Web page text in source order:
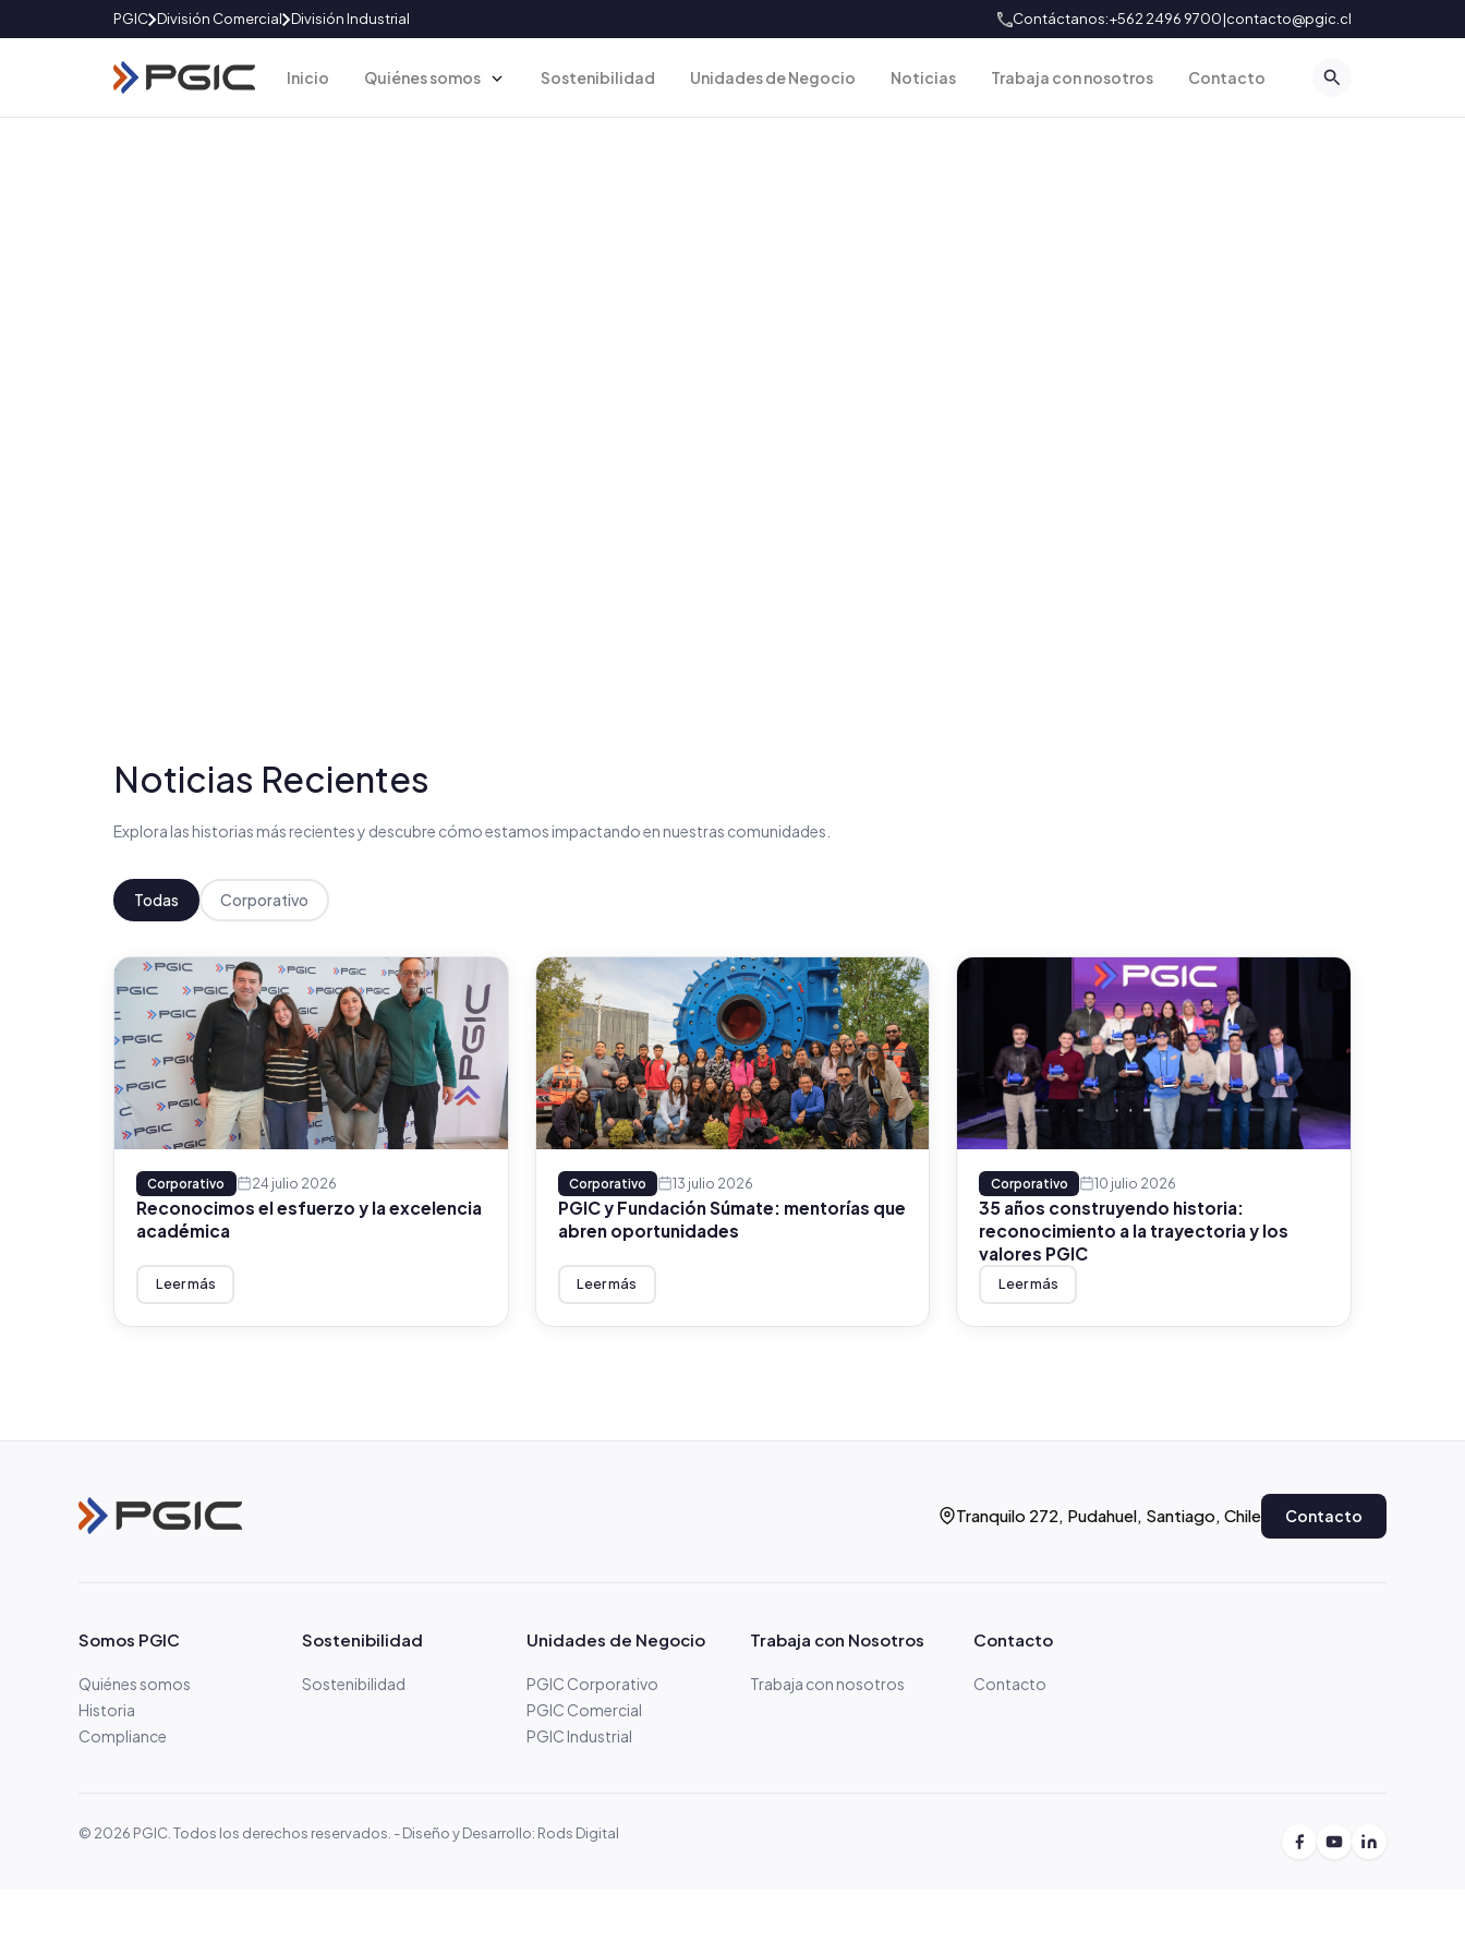
PGIC División Comercial División Industrial Contáctanos:+562 2496 9700|contacto@pgic.cl
Inicio Quiénes somos Sostenibilidad Unidades de Negocio Noticias Trabaja con nosotros Contacto
Noticias Recientes
Explora las historias más recientes y descubre cómo estamos impactando en nuestras comunidades.
Todas Corporativo
Corporativo 24 julio 2026
Reconocimos el esfuerzo y la excelencia
académica
Leer más
Corporativo 13 julio 2026
PGIC y Fundación Súmate: mentorías que
abren oportunidades
Leer más
Corporativo 10 julio 2026
35 años construyendo historia:
reconocimiento a la trayectoria y los
valores PGIC
Leer más
Tranquilo 272, Pudahuel, Santiago, Chile Contacto
Somos PGIC
Quiénes somos
Historia
Compliance
Sostenibilidad
Sostenibilidad
Unidades de Negocio
PGIC Corporativo
PGIC Comercial
PGIC Industrial
Trabaja con Nosotros
Trabaja con nosotros
Contacto
Contacto
© 2026 PGIC. Todos los derechos reservados. - Diseño y Desarrollo: Rods Digital